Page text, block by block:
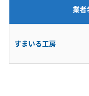
業者
すまいる工房